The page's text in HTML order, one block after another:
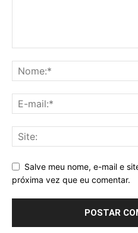
Salve meu nome, e-mail e
próxima vez que eu comentar.